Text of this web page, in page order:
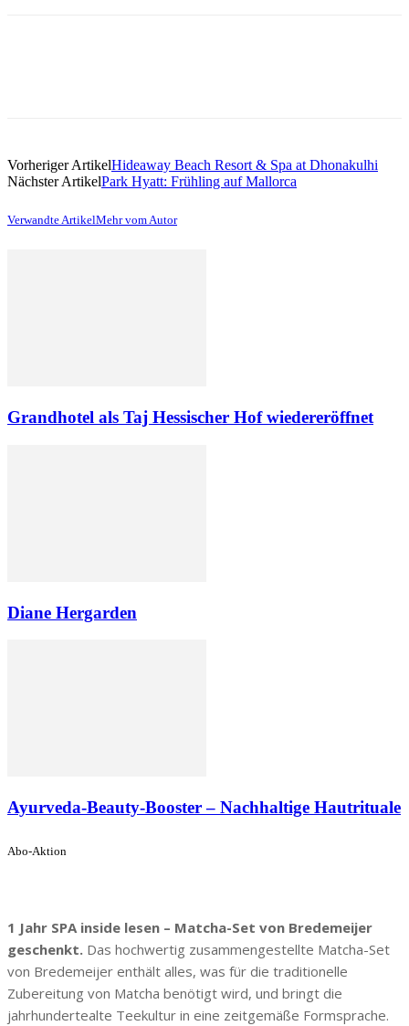
Vorheriger ArtikelHideaway Beach Resort & Spa at Dhonakulhi
Nächster ArtikelPark Hyatt: Frühling auf Mallorca
Verwandte ArtikelMehr vom Autor
Grandhotel als Taj Hessischer Hof wiedereröffnet
Diane Hergarden
Ayurveda-Beauty-Booster – Nachhaltige Hautrituale
Abo-Aktion
1 Jahr SPA inside lesen – Matcha-Set von Bredemeijer
geschenkt. Das hochwertig zusammengestellte Matcha-Set
von Bredemeijer enthält alles, was für die traditionelle
Zubereitung von Matcha benötigt wird, und bringt die
jahrhundertealte Teekultur in eine zeitgemäße Formsprache.